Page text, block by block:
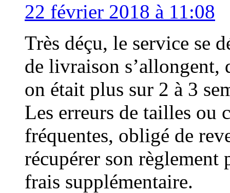
22 février 2018 à 11:08
Très déçu, le service se
de livraison s’allongent,
on était plus sur 2 à 3
Les erreurs de tailles ou
fréquentes, obligé de
récupérer son règlement
frais supplémentaire.